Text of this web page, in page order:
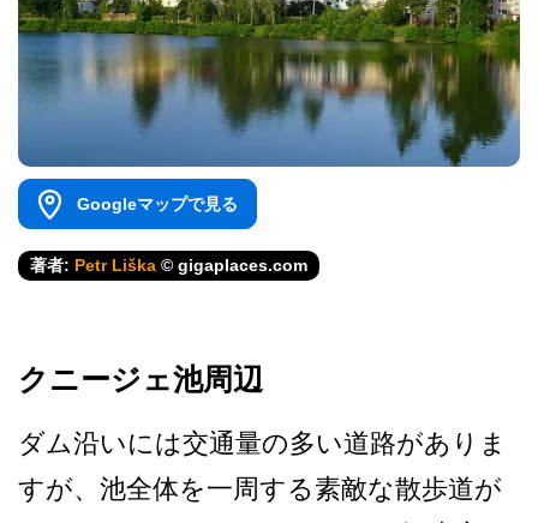
Googleマップで見る
著者: Petr Liška © gigaplaces.com
クニージェ池周辺
ダム沿いには交通量の多い道­路がありま
すが、池全体を一周する素敵な散歩道が